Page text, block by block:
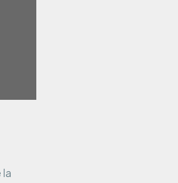
la